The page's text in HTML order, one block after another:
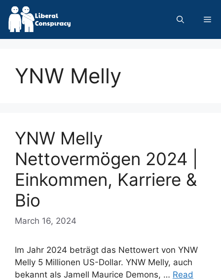
Skip
content
YNW Melly
YNW Melly
Nettovermögen 2024 |
Einkommen, Karriere &
Bio
March 16, 2024
Im Jahr 2024 beträgt das Nettowert von YNW
Melly 5 Millionen US-Dollar. YNW Melly, auch
bekannt als Jamell Maurice Demons, … Read